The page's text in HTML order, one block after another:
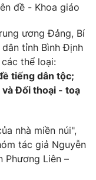
đề - Khoa giáo
ương Đảng, Bí
tỉnh Bình Định
thể loại:
tiếng dân tộc;
Đối thoại - toạ
nhà miền núi",
tác giả Nguyễn
Phương Liên –